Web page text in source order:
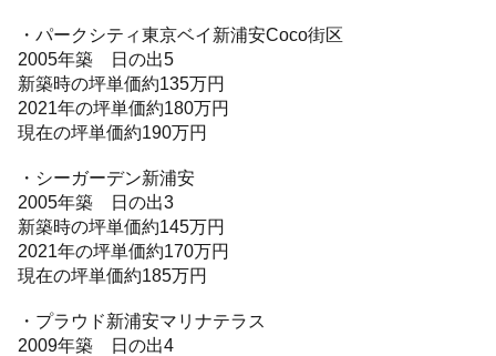
・パークシティ東京ベイ新浦安Coco街区
2005年築 日の出5
新築時の坪単価約135万円
2021年の坪単価約180万円
現在の坪単価約190万円
・シーガーデン新浦安
2005年築 日の出3
新築時の坪単価約145万円
2021年の坪単価約170万円
現在の坪単価約185万円
・プラウド新浦安マリナテラス
2009年築 日の出4